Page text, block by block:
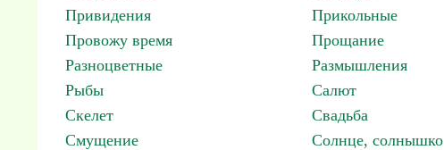
Привидения
Прикольные
Провожу время
Прощание
Разноцветные
Размышления
Рыбы
Салют
Скелет
Свадьба
Смущение
Солнце, солнышко